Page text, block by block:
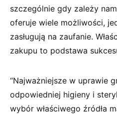
szczególnie gdy zależy
oferuje wiele możliwości,
zasługują na zaufanie.
zakupu to podstawa
“Najważniejsze w uprawie
odpowiedniej higieny i
wybór właściwego źródła